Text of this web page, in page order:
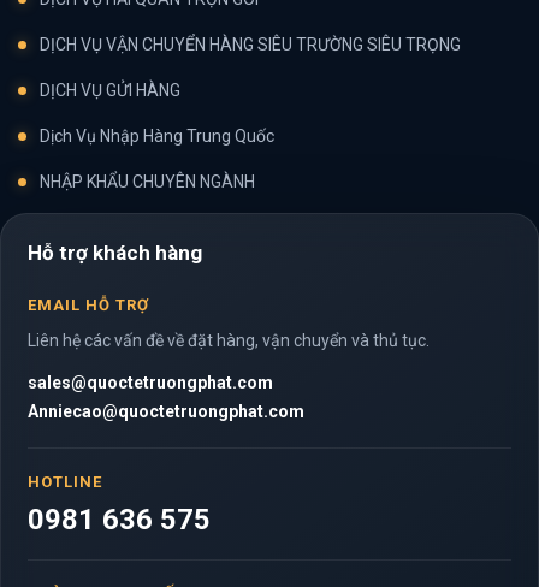
DỊCH VỤ VẬN CHUYỂN HÀNG SIÊU TRƯỜNG SIÊU TRỌNG
DỊCH VỤ GỬI HÀNG
Dịch Vụ Nhập Hàng Trung Quốc
NHẬP KHẨU CHUYÊN NGÀNH
Hỗ trợ khách hàng
EMAIL HỖ TRỢ
Liên hệ các vấn đề về đặt hàng, vận chuyển và thủ tục.
sales@quoctetruongphat.com
Anniecao@quoctetruongphat.com
HOTLINE
0981 636 575